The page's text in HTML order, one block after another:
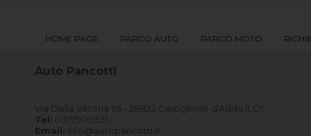
HOME PAGE PARCO AUTO PARCO MOTO
Auto Pancotti
Via Della Vittoria 65 - 26823 Castiglione d'Adda (LO)
Tel: 0377900531
Email: info@autopancotti.it